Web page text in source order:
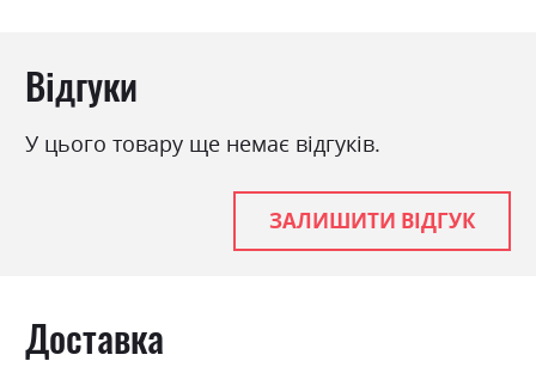
Спальне місце
З матрацом
Відгуки
У цього товару ще немає відгуків.
ЗАЛИШИТИ ВІДГУК
Доставка